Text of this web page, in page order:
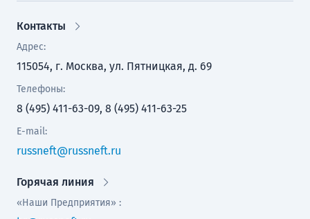
Контакты
Адрес:
115054, г. Москва, ул. Пятницкая, д. 69
Телефоны:
8 (495) 411-63-09, 8 (495) 411-63-25
E-mail:
russneft@russneft.ru
Горячая линия
«Наши Предприятия» :